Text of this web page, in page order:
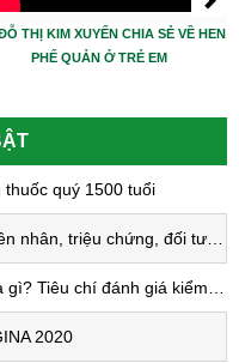
THỊ KIM XUYẾN CHIA SẺ VỀ HEN
PHẾ QUẢN Ở TRẺ EM
quý 1500 tuổi
cơ, phòng bệnh, chẩn đoán và điều trị hen phế quản
chí đánh giá kiểm soát hen
2020